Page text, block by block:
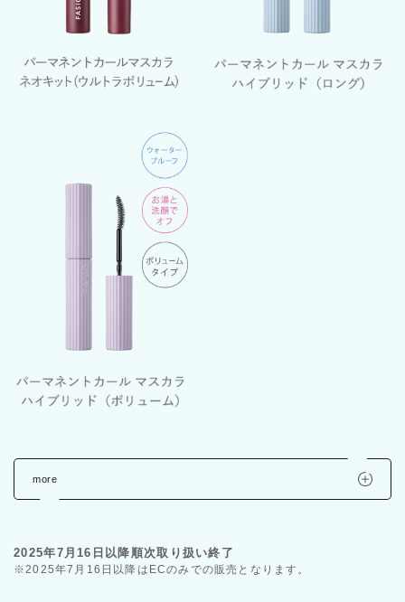
more
2025年7月16日以降順次取り扱い終了
※2025年7月16日以降はECのみでの販売となります。